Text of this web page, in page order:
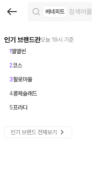
베네피트
드인기 브랜드관오늘 19시 기준
1엘엘빈
2코스
3팔로마울
4콩제슬래드
5프라다
인기 브랜드 전체보기